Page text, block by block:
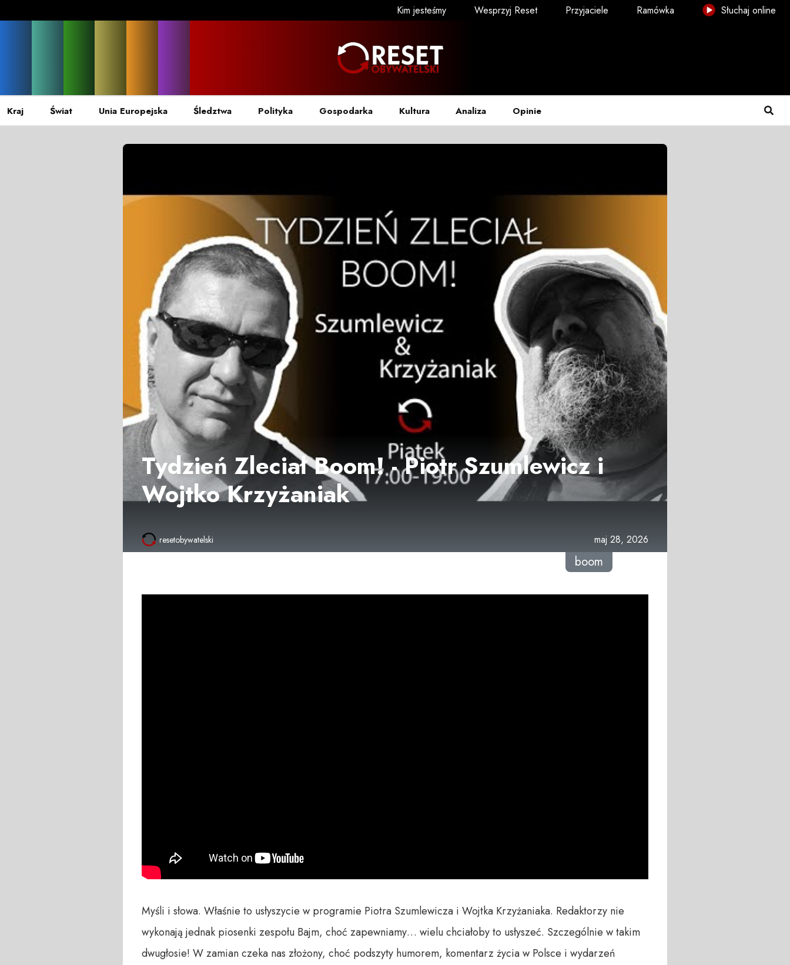
Kim jesteśmy Wesprzyj Reset Przyjaciele Ramówka Słuchaj online
Kraj Świat Unia Europejska Śledztwa Polityka Gospodarka Kultura Analiza Opinie
Tydzień Zleciał Boom! - Piotr Szumlewicz i
Wojtko Krzyżaniak
resetobywatelski maj 28, 2026
boom
Myśli i słowa. Właśnie to usłyszycie w programie Piotra Szumlewicza i Wojtka Krzyżaniaka. Redaktorzy nie
wykonają jednak piosenki zespołu Bajm, choć zapewniamy… wielu chciałoby to usłyszeć. Szczególnie w takim
dwugłosie! W zamian czeka nas złożony, choć podszyty humorem, komentarz życia w Polsce i wydarzeń